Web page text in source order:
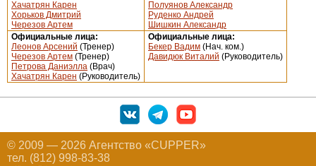
Хачатрян Карен
Хорьков Дмитрий
Черезов Артем
Полуянов Александр
Руденко Андрей
Шишкин Александр
Официальные лица:
Леонов Арсений (Тренер)
Черезов Артем (Тренер)
Петрова Даниэлла (Врач)
Хачатрян Карен (Руководитель)
Официальные лица:
Бекер Вадим (Нач. ком.)
Давидюк Виталий (Руководитель)
© 2009 — 2026 Агентство «CUPPER»
тел. (812) 998-83-38